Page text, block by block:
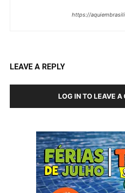
https://
LEAVE A REPLY
LOG IN TO LEAVE